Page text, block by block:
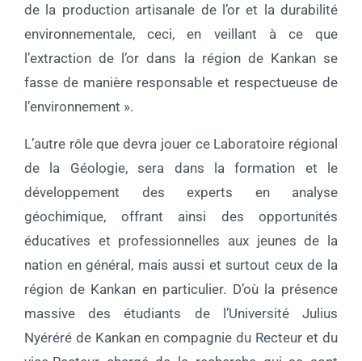
de la production artisanale de l’or et la durabilité
environnementale, ceci, en veillant à ce que
l’extraction de l’or dans la région de Kankan se
fasse de manière responsable et respectueuse de
l’environnement ».
L’autre rôle que devra jouer ce Laboratoire régional
de la Géologie, sera dans la formation et le
développement des experts en analyse
géochimique, offrant ainsi des opportunités
éducatives et professionnelles aux jeunes de la
nation en général, mais aussi et surtout ceux de la
région de Kankan en particulier. D’où la présence
massive des étudiants de l’Université Julius
Nyéréré de Kankan en compagnie du Recteur et du